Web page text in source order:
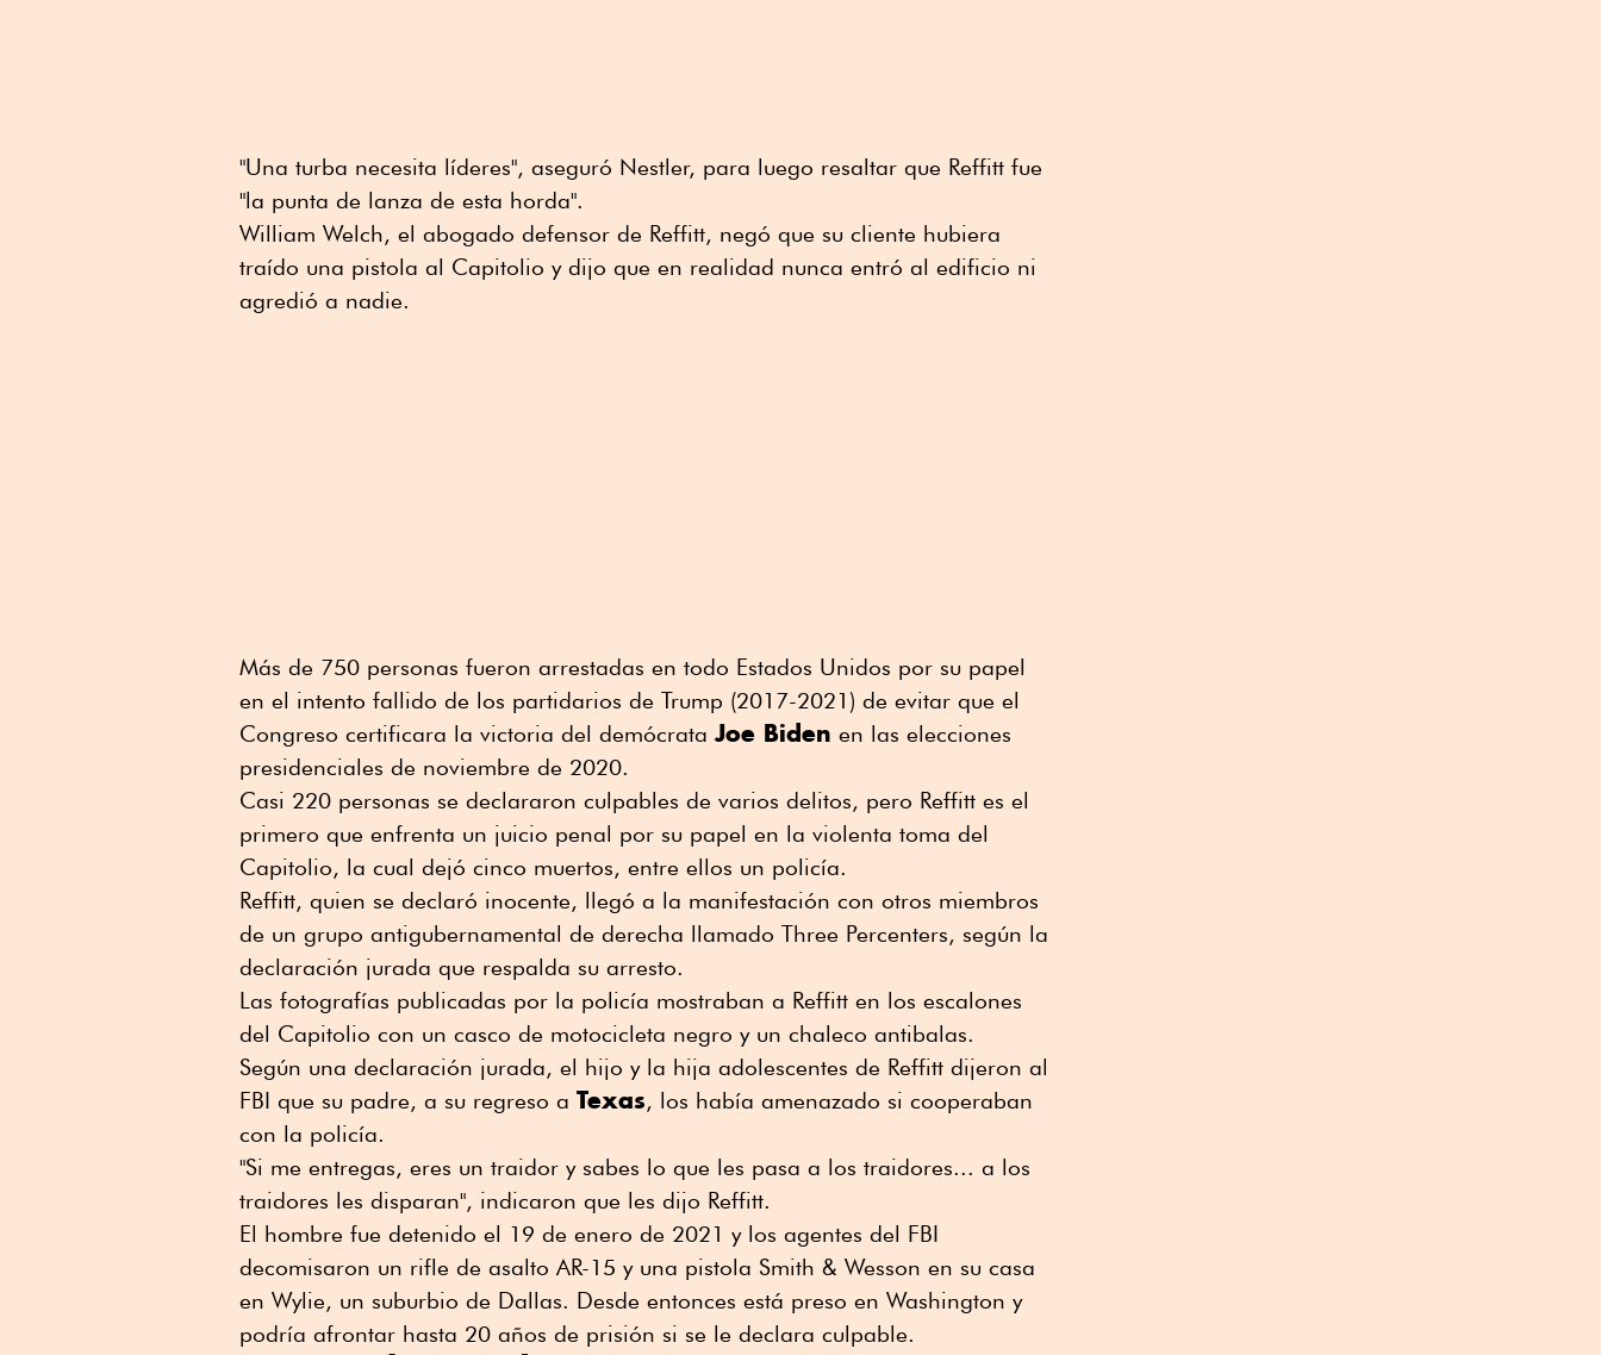
"Una turba necesita líderes", aseguró Nestler, para luego resaltar que Reffitt fue
"la punta de lanza de esta horda".
William Welch, el abogado defensor de Reffitt, negó que su cliente hubiera
traído una pistola al Capitolio y dijo que en realidad nunca entró al edificio ni
agredió a nadie.
Más de 750 personas fueron arrestadas en todo Estados Unidos por su papel
en el intento fallido de los partidarios de Trump (2017-2021) de evitar que el
Congreso certificara la victoria del demócrata Joe Biden en las elecciones
presidenciales de noviembre de 2020.
Casi 220 personas se declararon culpables de varios delitos, pero Reffitt es el
primero que enfrenta un juicio penal por su papel en la violenta toma del
Capitolio, la cual dejó cinco muertos, entre ellos un policía.
Reffitt, quien se declaró inocente, llegó a la manifestación con otros miembros
de un grupo antigubernamental de derecha llamado Three Percenters, según la
declaración jurada que respalda su arresto.
Las fotografías publicadas por la policía mostraban a Reffitt en los escalones
del Capitolio con un casco de motocicleta negro y un chaleco antibalas.
Según una declaración jurada, el hijo y la hija adolescentes de Reffitt dijeron al
FBI que su padre, a su regreso a Texas, los había amenazado si cooperaban
con la policía.
"Si me entregas, eres un traidor y sabes lo que les pasa a los traidores... a los
traidores les disparan", indicaron que les dijo Reffitt.
El hombre fue detenido el 19 de enero de 2021 y los agentes del FBI
decomisaron un rifle de asalto AR-15 y una pistola Smith & Wesson en su casa
en Wylie, un suburbio de Dallas. Desde entonces está preso en Washington y
podría afrontar hasta 20 años de prisión si se le declara culpable.